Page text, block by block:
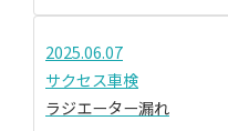
2025.06.07
サクセス車検
ラジエーター漏れ